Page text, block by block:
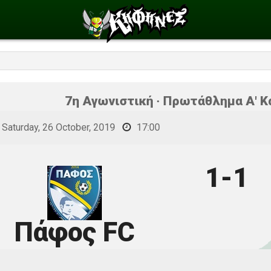
7η Αγωνιστική · Πρωτάθλημα Α'
Saturday, 26 October, 2019 17:00
Πάφος FC
1-1